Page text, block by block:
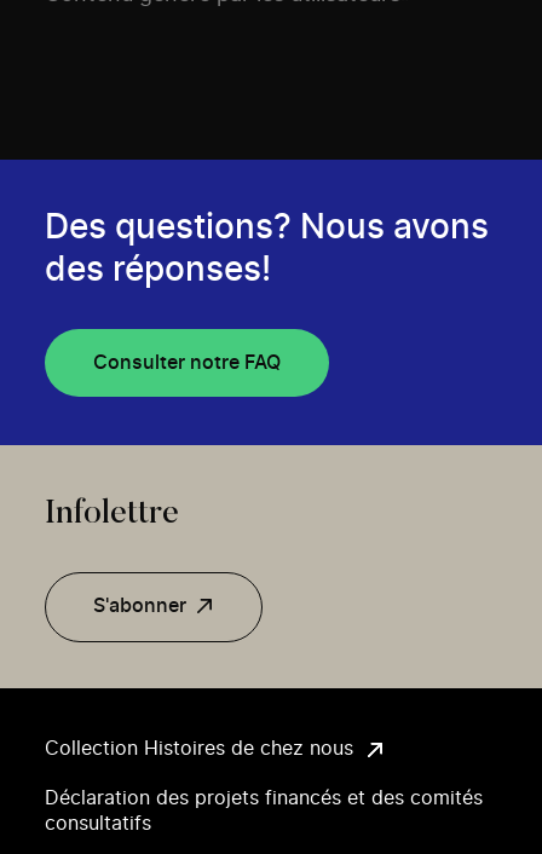
Collection Histoires de chez nous
Déclaration des projets financés et des comités
consultatifs
Des questions? Nous avons
des réponses!
Consulter notre FAQ
Infolettre
S'abonner